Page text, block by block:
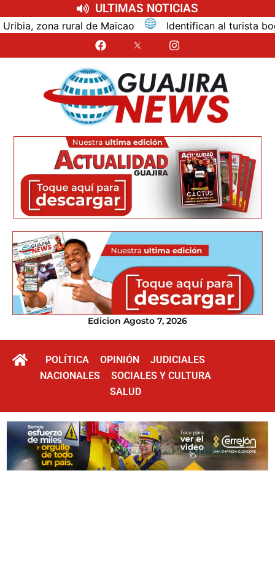
ULTIMAS NOTICIAS
Identifican al turista bogotano que murió por
Edicion Agosto 7, 2026
POLÍTICA OPINIÓN
JUDICIALES
NACIONALES
SOCIALES Y CULTURA
SALUD